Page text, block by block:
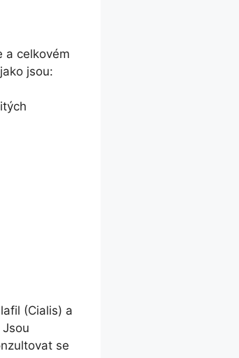
a celkovém
jsou:
(Cialis) a
se